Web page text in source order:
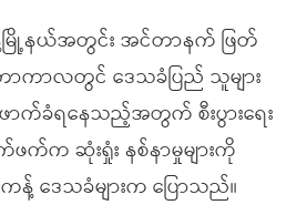
မြို့နယ်အတွင်း အင်တာနက် ဖြတ်
ာလတွင် ဒေသခံပြည် သူများ
ာက်ခံရနေသည့်အတွက် စီးပွားရေး
ဖက်က ဆုံးရှုံး နစ်နာမှုများကို
ဒေသခံများက ပြောသည်။